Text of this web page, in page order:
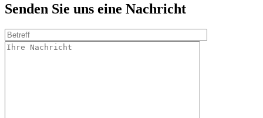
Senden Sie uns eine Nachricht